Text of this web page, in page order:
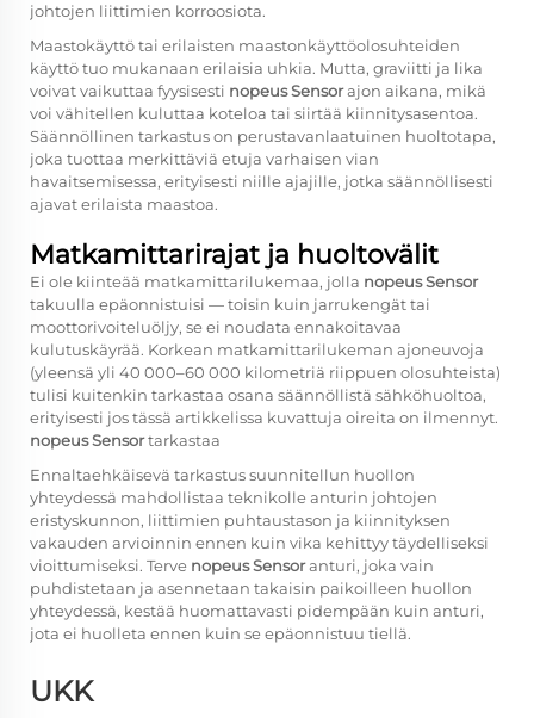
johtojen liittimien korroosiota.
Maastokäyttö tai erilaisten maastonkäyttöolosuhteiden
käyttö tuo mukanaan erilaisia uhkia. Mutta, graviitti ja lika
voivat vaikuttaa fyysisesti nopeus Sensorajon aikana, mikä
voi vähitellen kuluttaa koteloa tai siirtää kiinnitysasentoa.
Säännöllinen tarkastus on perustavanlaatuinen huoltotapa,
joka tuottaa merkittäviä etuja varhaisen vian
havaitsemisessa, erityisesti niille ajajille, jotka säännöllisesti
ajavat erilaista maastoa.
Matkamittarirajat ja huoltovälit
Ei ole kiinteää matkamittarilukemaa, jolla nopeus Sensor
takuulla epäonnistuisi — toisin kuin jarrukengät tai
moottorivoiteluöljy, se ei noudata ennakoitavaa
kulutuskäyrää. Korkean matkamittarilukeman ajoneuvoja
(yleensä yli 40 000–60 000 kilometriä riippuen olosuhteista)
tulisi kuitenkin tarkastaa osana säännöllistä sähköhuoltoa,
erityisesti jos tässä artikkelissa kuvattuja oireita on ilmennyt.
nopeus Sensortarkastaa
Ennaltaehkäisevä tarkastus suunnitellun huollon
yhteydessä mahdollistaa teknikolle anturin johtojen
eristyskunnon, liittimien puhtaustason ja kiinnityksen
vakauden arvioinnin ennen kuin vika kehittyy täydelliseksi
vioittumiseksi. Terve nopeus Sensoranturi, joka vain
puhdistetaan ja asennetaan takaisin paikoilleen huollon
yhteydessä, kestää huomattavasti pidempään kuin anturi,
jota ei huolleta ennen kuin se epäonnistuu tiellä.
UKK